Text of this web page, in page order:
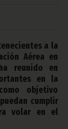
a la
Aérea en
reunido en
en la
objetivo
cumplir
volar en el